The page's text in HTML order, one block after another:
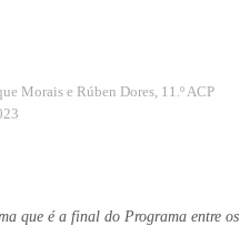
Morais e Rúben Dores, 11.º ACP
que é a final do Programa entre os